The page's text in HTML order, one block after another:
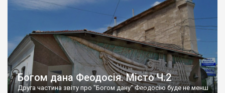
Богом дана Феодосія. Місто Ч.2
Друга частина звіту про "Богом дану" Феодосію буде не менш